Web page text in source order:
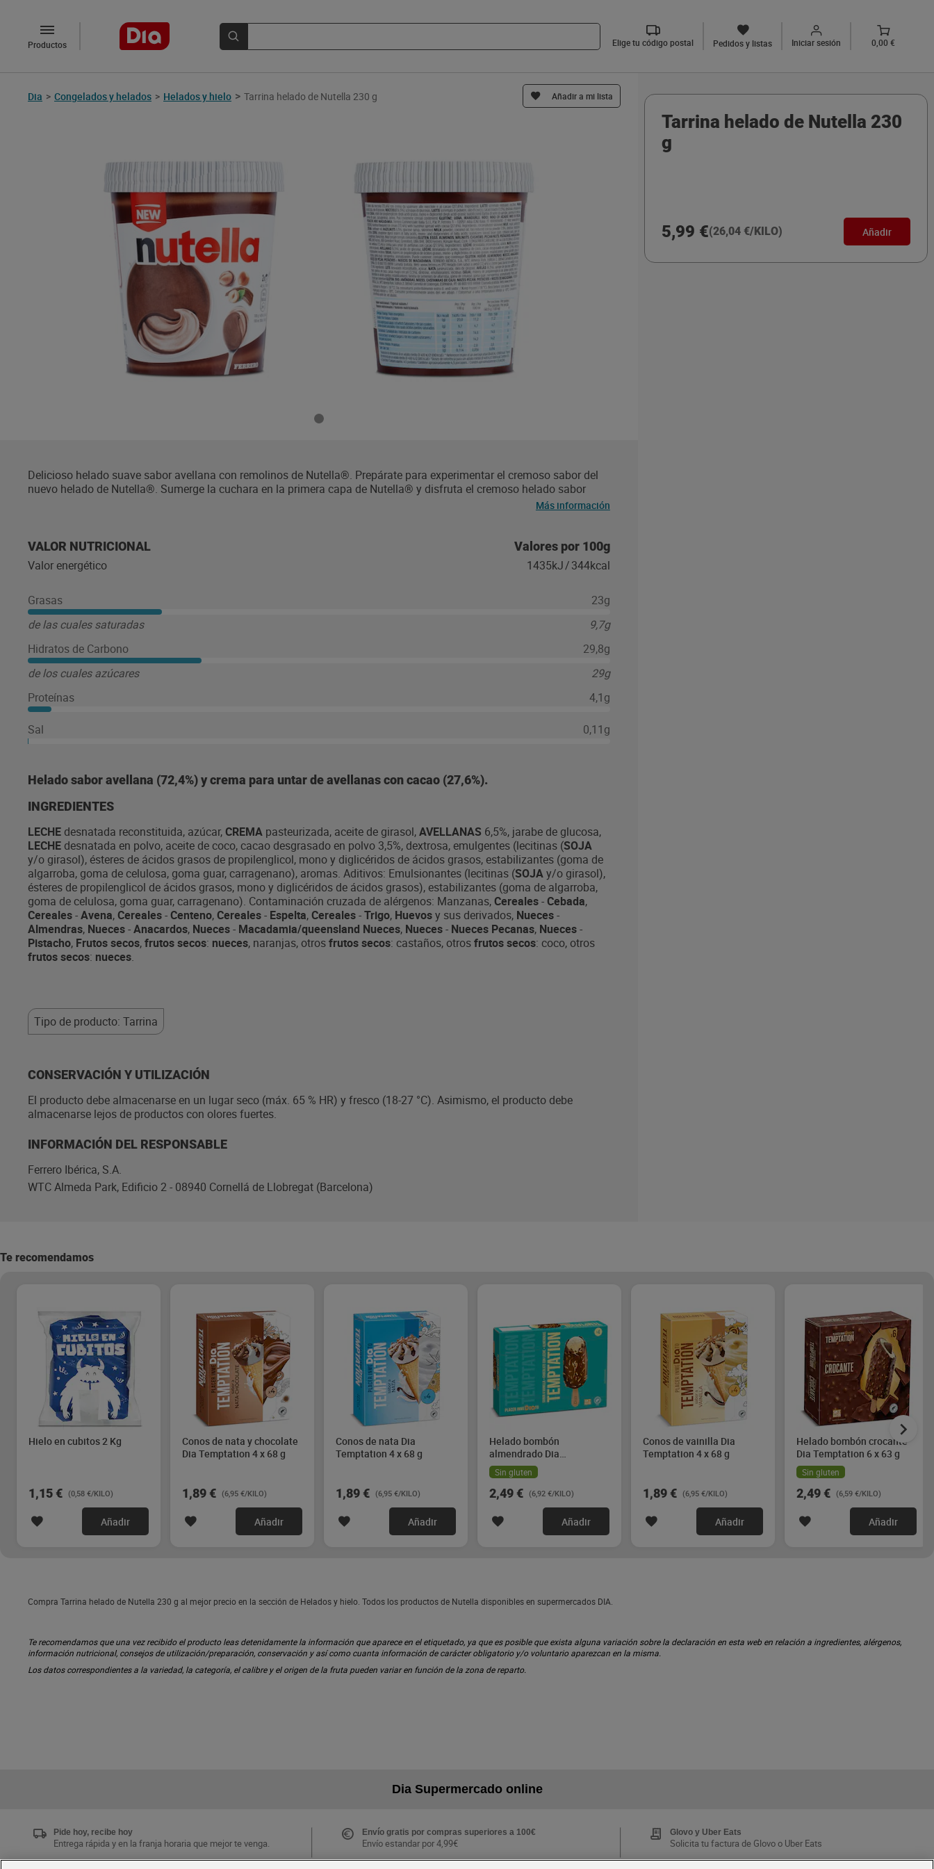
Productos Elige tu código postal Pedidos y listas Iniciar sesión 0,00 €
Dia > Congelados y helados > Helados y hielo > Tarrina helado de Nutella 230 g Añadir a mi lista
Delicioso helado suave sabor avellana con remolinos de Nutella®. Prepárate para experimentar el cremoso sabor del
nuevo helado de Nutella®. Sumerge la cuchara en la primera capa de Nutella® y disfruta el cremoso helado sabor
Más información
VALOR NUTRICIONAL Valores por 100g
Valor energético 1435kJ/344kcal
Grasas
23g
de las cuales saturadas
9,7g
Hidratos de Carbono
29,8g
de los cuales azúcares
29g
Proteínas
4,1g
Sal 0,11g
Helado sabor avellana (72,4%) y crema para untar de avellanas con cacao (27,6%).
INGREDIENTES
LECHE desnatada reconstituida, azúcar,CREMA pasteurizada, aceite de girasol,AVELLANAS 6,5%, jarabe de glucosa,
LECHE desnatada en polvo, aceite de coco, cacao desgrasado en polvo 3,5%, dextrosa, emulgentes (lecitinas (SOJA
y/o girasol), ésteres de ácidos grasos de propilenglicol, mono y diglicéridos de ácidos grasos, estabilizantes (goma de
algarroba, goma de celulosa, goma guar, carragenano), aromas. Aditivos: Emulsionantes (lecitinas (SOJAy/o girasol),
ésteres de propilenglicol de ácidos grasos, mono y diglicéridos de ácidos grasos), estabilizantes (goma de algarroba,
goma de celulosa, goma guar, carragenano). Contaminación cruzada de alérgenos: Manzanas,Cereales-Cebada,
Cereales-Avena,Cereales-Centeno,Cereales- Espelta,Cereales-Trigo, Huevosy sus derivados, Nueces-
Almendras, Nueces-Anacardos, Nueces- Macadamia/queensland Nueces, Nueces- Nueces Pecanas, Nueces-
Pistacho, Frutos secos,frutos secos: nueces, naranjas, otrosfrutos secos: castaños, otrosfrutos secos: coco, otros
frutos secos: nueces.
Tipo de producto: Tarrina
CONSERVACIÓN Y UTILIZACIÓN
El producto debe almacenarse en un lugar seco (máx. 65 % HR) y fresco (18-27 °C). Asimismo, el producto debe
almacenarse lejos de productos con olores fuertes.
INFORMACIÓN DEL RESPONSABLE
Ferrero Ibérica, S.A.
WTC Almeda Park, Edificio 2 - 08940 Cornellá de Llobregat (Barcelona)
Tarrina helado de Nutella 230
g
5,99 €(26,04 €/KILO) Añadir
Te recomendamos
Hielo en cubitos 2 Kg
1,15 € (0,58 €/KILO)
Añadir
Conos de nata y chocolate
Dia Temptation 4 x 68 g
1,89 € (6,95 €/KILO)
Añadir
Conos de nata Dia
Temptation 4 x 68 g
1,89 € (6,95 €/KILO)
Añadir
Helado bombón
almendrado Dia
Temptation 4 x 90 g
Sin gluten
2,49 € (6,92 €/KILO)
Añadir
Conos de vainilla Dia
Temptation 4 x 68 g
1,89 € (6,95 €/KILO)
Añadir
Helado bombón crocante
Dia Temptation 6 x 63 g
Sin gluten
2,49 € (6,59 €/KILO)
Añadir
Compra Tarrina helado de Nutella 230 g al mejor precio en la sección de Helados y hielo. Todos los productos de Nutella disponibles en supermercados DIA.
Te recomendamos que una vez recibido el producto leas detenidamente la información que aparece en el etiquetado, ya que es posible que exista alguna variación sobre la declaración en esta web en relación a ingredientes, alérgenos,
información nutricional, consejos de utilización/preparación, conservación y así como cuanta información de carácter obligatorio y/o voluntario aparezcan en la misma.
Los datos correspondientes a la variedad, la categoría, el calibre y el origen de la fruta pueden variar en función de la zona de reparto.
Dia Supermercado online
Pide hoy, recibe hoy
Entrega rápida y en la franja horaria que mejor te venga.
Envío gratis por compras superiores a 100€
Envío estandar por 4,99€
Glovo y Uber Eats
Solicita tu factura de Glovo o Uber Eats